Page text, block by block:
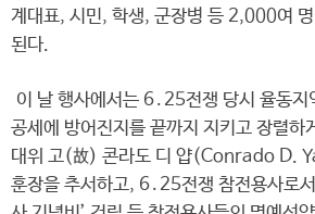
계대표, 시민, 학생, 군장병 등 2,000여
된다.
이 날 행사에서는 6․25전쟁 당시 율동지
공세에 방어진지를 끝까지 지키고 장렬하
대위 고(故) 콘라도 디 얍(Conrado D.
훈장을 추서하고, 6․25전쟁 참전용사로